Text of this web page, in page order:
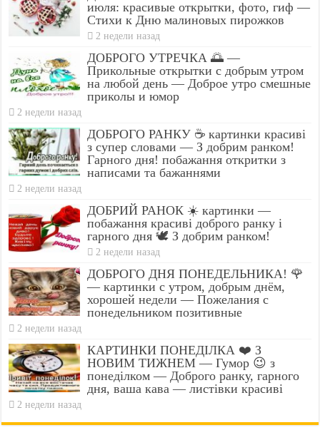
июля: красивые открытки, фото, гиф —
Стихи к Дню малиновых пирожков
2 недели назад
ДОБРОГО УТРЕЧКА 🌅 —
Прикольные открытки с добрым утром
на любой день — Доброе утро смешные
приколы и юмор
2 недели назад
ДОБРОГО РАНКУ ☕ картинки красиві
з супер словами — З добрим ранком!
Гарного дня! побажання откритки з
написами та бажаннями
2 недели назад
ДОБРИЙ РАНОК ☀️ картинки —
побажання красиві доброго ранку і
гарного дня 🕊️ З добрим ранком!
2 недели назад
ДОБРОГО ДНЯ ПОНЕДЕЛЬНИКА! 🌹
— картинки с утром, добрым днём,
хорошей недели — Пожелания с
понедельником позитивные
2 недели назад
КАРТИНКИ ПОНЕДІЛКА ❤️ З
НОВИМ ТИЖНЕМ — Гумор 😉 з
понеділком — Доброго ранку, гарного
дня, ваша кава — листівки красиві
2 недели назад